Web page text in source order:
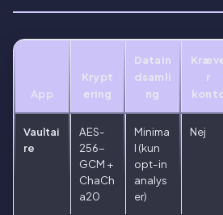
App
Krypt
ering
Datain
dsamli
ng
r
Vaultai
re
AES-
256-
GCM +
ChaCh
a20
Minima
l (kun
opt-in
analys
er)
Nej